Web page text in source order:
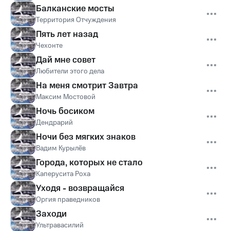
Балканские мосты
Территория Отчуждения
Пять лет назад
Чехонте
Дай мне совет
Любители этого дела
На меня смотрит Завтра
Максим Мостовой
Ночь босиком
Дендрарий
Ночи без мягких знаков
Вадим Курылёв
Города, которых не стало
Каперусита Роха
Уходя - возвращайся
Оргия праведников
Заходи
Ультравасилий